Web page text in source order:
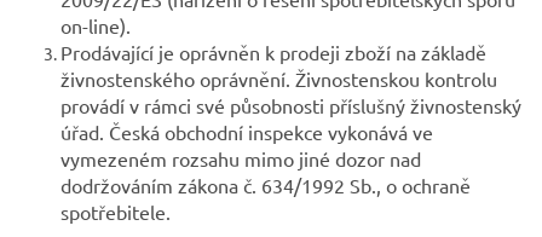
on-line).
Prodávající je oprávněn k prodeji zboží na základě
živnostenského oprávnění. Živnostenskou kontrolu
provádí v rámci své působnosti příslušný živnostenský
úřad. Česká obchodní inspekce vykonává ve
vymezeném rozsahu mimo jiné dozor nad
dodržováním zákona č. 634/1992 Sb., o ochraně
spotřebitele.